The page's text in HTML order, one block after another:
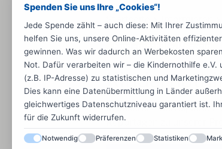
Spenden Sie uns Ihre „Cookies“!
Jede Spende zählt – auch diese: Mit Ihrer
helfen Sie uns, unsere Online-Aktivitäten
gewinnen. Was wir dadurch an Werbekosten
Not. Dafür verarbeiten wir – die Kindernothilfe
(z.B. IP-Adresse) zu statistischen und
Dies kann eine Datenübermittlung in Länder
gleichwertiges Datenschutzniveau garantiert ist.
für die Zukunft widerrufen.
Notwendig Präferenzen Statistiken
Startseite Informieren
Kindernothilfe-Magazin
In unserem vierteljährlich
Reportagen zu unserer